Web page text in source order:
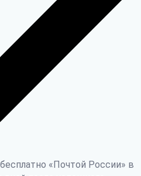
«Почтой России» в